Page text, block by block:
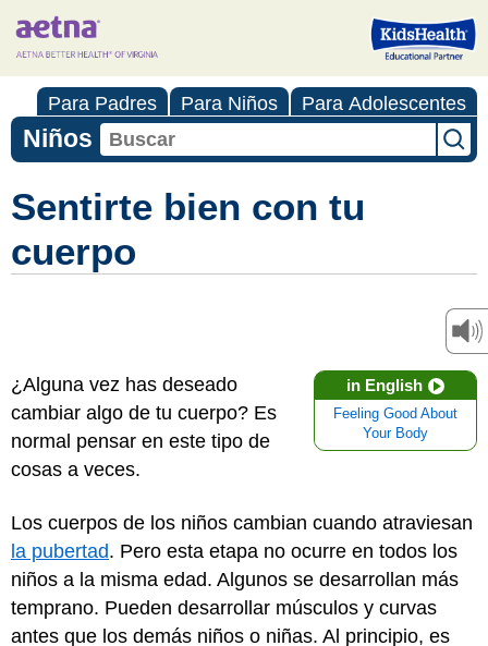
Para Padres Para Niños Para Adolescentes
Niños
Sentirte bien con tu
cuerpo
in English
Feeling Good About
Your Body
¿Alguna vez has deseado
cambiar algo de tu cuerpo? Es
normal pensar en este tipo de
cosas a veces.
Los cuerpos de los niños cambian cuando atraviesan
la pubertad. Pero esta etapa no ocurre en todos los
niños a la misma edad. Algunos se desarrollan más
temprano. Pueden desarrollar músculos y curvas
antes que los demás niños o niñas. Al principio, es